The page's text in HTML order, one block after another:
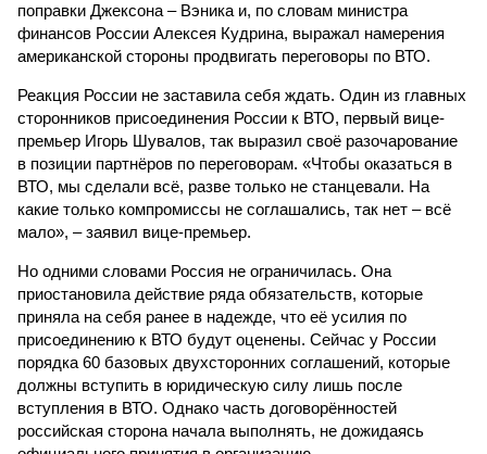
поправки Джексона – Вэника и, по словам министра
финансов России Алексея Кудрина, выражал намерения
американской стороны продвигать переговоры по ВТО.
Реакция России не заставила себя ждать. Один из главных
сторонников присоединения России к ВТО, первый вице-
премьер Игорь Шувалов, так выразил своё разочарование
в позиции партнёров по переговорам. «Чтобы оказаться в
ВТО, мы сделали всё, разве только не станцевали. На
какие только компромиссы не соглашались, так нет – всё
мало», – заявил вице-премьер.
Но одними словами Россия не ограничилась. Она
приостановила действие ряда обязательств, которые
приняла на себя ранее в надежде, что её усилия по
присоединению к ВТО будут оценены. Сейчас у России
порядка 60 базовых двухсторонних соглашений, которые
должны вступить в юридическую силу лишь после
вступления в ВТО. Однако часть договорённостей
российская сторона начала выполнять, не дожидаясь